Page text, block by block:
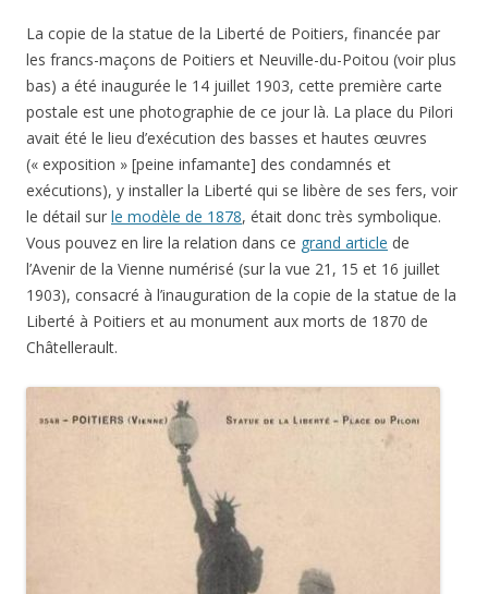
La copie de la statue de la Liberté de Poitiers, financée par
les francs-maçons de Poitiers et Neuville-du-Poitou (voir plus
bas) a été inaugurée le 14 juillet 1903, cette première carte
postale est une photographie de ce jour là. La place du Pilori
avait été le lieu d’exécution des basses et hautes œuvres
(« exposition » [peine infamante] des condamnés et
exécutions), y installer la Liberté qui se libère de ses fers, voir
le détail sur le modèle de 1878, était donc très symbolique.
Vous pouvez en lire la relation dans ce grand article de
l’Avenir de la Vienne numérisé (sur la vue 21, 15 et 16 juillet
1903), consacré à l’inauguration de la copie de la statue de la
Liberté à Poitiers et au monument aux morts de 1870 de
Châtellerault.